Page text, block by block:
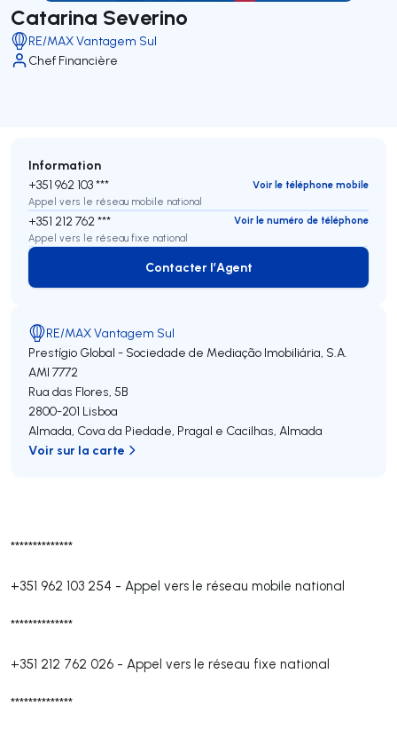
Catarina Severino
RE/MAX Vantagem Sul
Chef Financière
**************
+351 962 103 254 - Appel vers le réseau mobile national
**************
+351 212 762 026 - Appel vers le réseau fixe national
**************
Information
+351 962 103 ***
Voir le téléphone mobile
Appel vers le réseau mobile national
+351 212 762 ***
Voir le numéro de téléphone
Appel vers le réseau fixe national
Contacter l’Agent
Contacter l’Agent
RE/MAX Vantagem Sul
Prestígio Global - Sociedade de Mediação Imobiliária, S.A.
AMI 7772
Rua das Flores, 5B
2800-201 Lisboa
Almada, Cova da Piedade, Pragal e Cacilhas, Almada
Voir sur la carte